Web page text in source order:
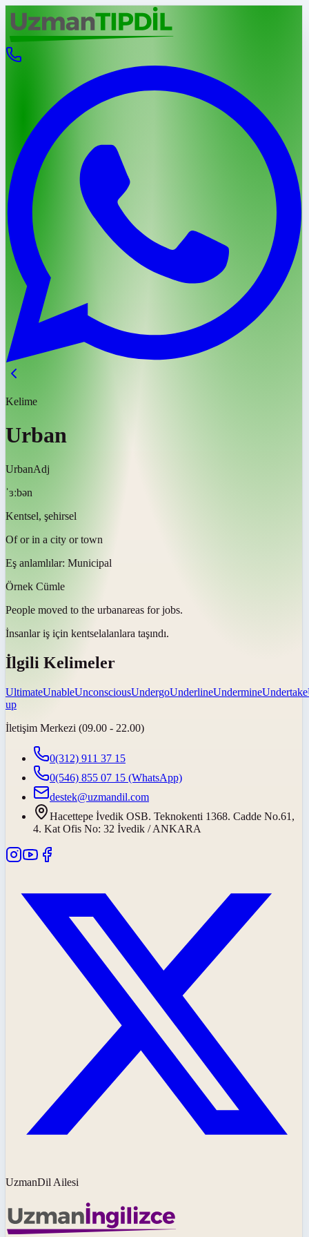
Kelime
Urban
UrbanAdj
ˈɜːbən
Kentsel, şehirsel
Of or in a city or town
Eş anlamlılar: Municipal
Örnek Cümle
People moved to the urbanareas for jobs.
İnsanlar iş için kentselalanlara taşındı.
İlgili Kelimeler
UltimateUnableUnconsciousUndergoUnderlineUndermineUndertake
up
İletişim Merkezi (09.00 - 22.00)
0(312) 911 37 15
0(546) 855 07 15 (WhatsApp)
destek@uzmandil.com
Hacettepe İvedik OSB. Teknokenti 1368. Cadde No.61,
4. Kat Ofis No: 32 İvedik / ANKARA
UzmanDil Ailesi